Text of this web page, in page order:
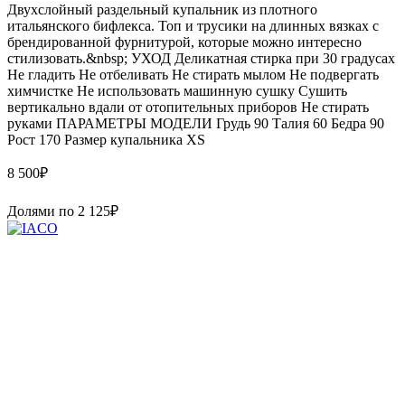
Двухслойный раздельный купальник из плотного
итальянского бифлекса. Топ и трусики на длинных вязках с
брендированной фурнитурой, которые можно интересно
стилизовать.&nbsp; УХОД Деликатная стирка при 30 градусах
Не гладить Не отбеливать Не стирать мылом Не подвергать
химчистке Не использовать машинную сушку Сушить
вертикально вдали от отопительных приборов Не стирать
руками ПАРАМЕТРЫ МОДЕЛИ Грудь 90 Талия 60 Бедра 90
Рост 170 Размер купальника XS
8 500₽
Долями по 2 125₽